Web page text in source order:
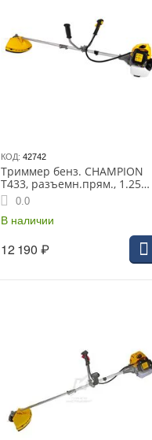
КОД: 42742
Триммер бенз. CHAMPION
T433, разъемн.прям., 1.25
кВт, 42.7 см3, 7.2 кг,
HT21+40/255/25.4, U-ручка,
легк. старт
0.0
В наличии
12 190 ₽